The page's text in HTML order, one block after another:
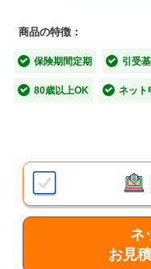
■「がんになって
特長
【特長1】がんの
がん死亡だけでなく、
あらゆる死亡に備える
【特長2】お申込
簡単な告知に答えるだ
商品の特徴：
保険期間定期 引受
80歳以上OK ネット
ネ
お見